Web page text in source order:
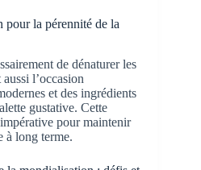
pour la pérennité de la
de dénaturer les
l’occasion
et des ingrédients
gustative. Cette
pour maintenir
à long terme.